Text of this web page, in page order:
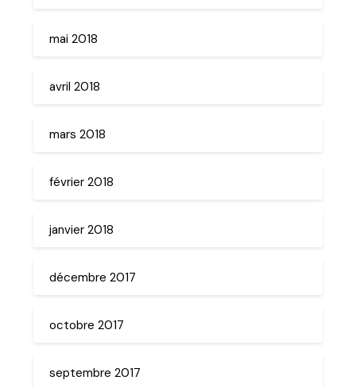
mai 2018
avril 2018
mars 2018
février 2018
janvier 2018
décembre 2017
octobre 2017
septembre 2017